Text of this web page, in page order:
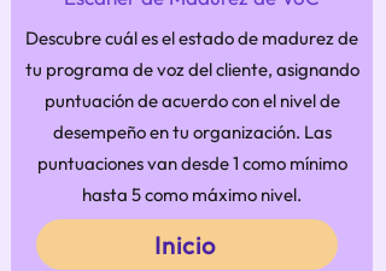
Descubre cuál es el estado de madurez de
tu programa de voz del cliente, asignando
puntuación de acuerdo con el nivel de
desempeño en tu organización. Las
puntuaciones van desde 1 como mínimo
hasta 5 como máximo nivel.
Inicio